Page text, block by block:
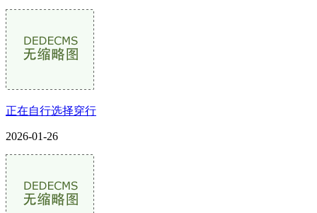
正在自行选择穿行
2026-01-26